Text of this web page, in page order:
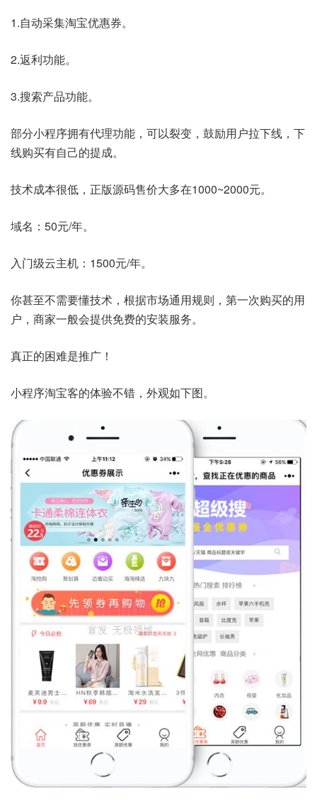
1.自动采集淘宝优惠券。
2.返利功能。
3.搜索产品功能。
部分小程序拥有代理功能，可以裂变，鼓励用户拉下线，下
线购买有自己的提成。
技术成本很低，正版源码售价大多在1000~2000元。
域名：50元/年。
入门级云主机：1500元/年。
你甚至不需要懂技术，根据市场通用规则，第一次购买的用
户，商家一般会提供免费的安装服务。
真正的困难是推广！
小程序淘宝客的体验不错，外观如下图。